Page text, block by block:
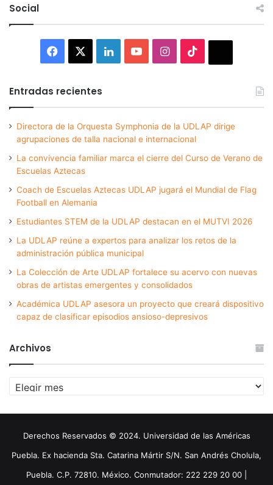
Social
Facebook LinkedInYouTubeInstagram
Entradas recientes
Directora de la Orquesta Symphonia de la UDLAP dirige
agrupaciones de talla nacional e internacional
La convivencia familiar marca el cierre del Curso de Verano de
Escuelas Aztecas
Coach de Escuelas Aztecas UDLAP jugará el Mundial de Flag
Football en Alemania
Estudiantes STEM de la UDLAP destacan en el MUTVI 2026
La UDLAP reúne a expertos para analizar los retos de la
administración pública municipal
La Colección de Arte UDLAP fortalece su acervo con nuevas
obras de artistas emergentes y consolidados
Académica UDLAP asesora un proyecto que creará dispositivo
capaz de clasificar episodios ansioso-depresivos
Archivos
Archivos
Derechos Reservados © 2024. Universidad de las Américas
Puebla. Ex hacienda Sta. Catarina Mártir S/N. San Andrés Cholula,
Puebla. C.P. 72810. México. Conmutador: 222 229 20 00 |